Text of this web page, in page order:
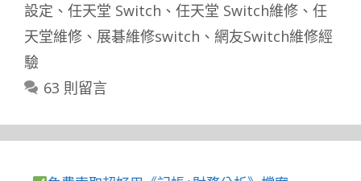
設定 、 任天堂 Switch 、 任天堂 Switch維修 、 任
天堂維修 、 展碁維修switch 、 網友Switch維修經
驗
63 則留言